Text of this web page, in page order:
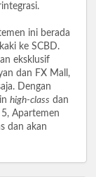
ini berada
ke SCBD.
eksklusif
dan FX Mall,
Dengan
high-class dan
Apartemen
dan akan